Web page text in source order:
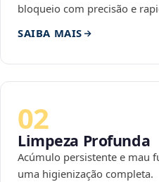
bloqueio com precisão e
SAIBA MAIS
02
Limpeza Profunda
Acúmulo persistente e mau
uma higienização completa.